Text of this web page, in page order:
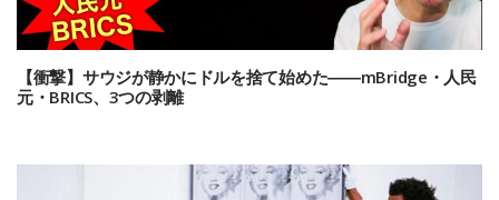
【衝撃】サウジが静かにドルを捨て始めた――mBridge・人民
元・BRICS、3つの剥離